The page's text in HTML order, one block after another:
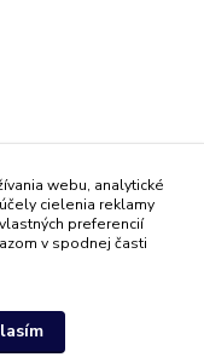
webu, analytické
cielenia reklamy
preferencií
v spodnej časti